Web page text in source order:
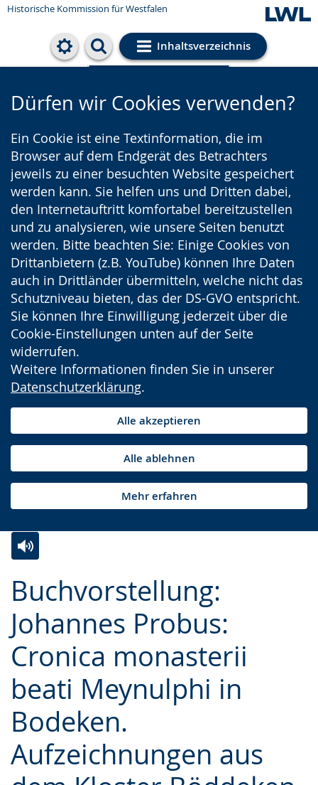
Historische Kommission für Westfalen
Inhaltsverzeichnis
Cookie-Einstellungen
Dürfen wir Cookies verwenden?
Ein Cookie ist eine Textinformation, die im
Browser auf dem Endgerät des Betrachters
jeweils zu einer besuchten Website gespeichert
werden kann. Sie helfen uns und Dritten dabei,
den Internetauftritt komfortabel bereitzustellen
und zu analysieren, wie unsere Seiten benutzt
werden. Bitte beachten Sie: Einige Cookies von
Drittanbietern (z.B. YouTube) können Ihre Daten
auch in Drittländer übermitteln, welche nicht das
Schutzniveau bieten, das der DS-GVO entspricht.
Sie können Ihre Einwilligung jederzeit über die
Cookie-Einstellungen unten auf der Seite
widerrufen.
Weitere Informationen finden Sie in unserer
Datenschutzerklärung.
Alle akzeptieren
Alle ablehnen
Mehr erfahren
Buchvorstellung:
Johannes Probus:
Cronica monasterii
beati Meynulphi in
Bodeken.
Aufzeichnungen aus
Leichten
Sprache
wechseln.
Audio-
Unterstützung.
Video
in
Deutscher
Gebärdensprache
angezeigt.